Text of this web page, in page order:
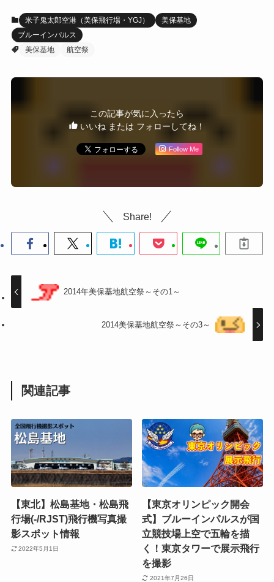
米子鬼太郎空港（美保飛行場・YGJ）
美保基地
ブルーインパルス
美保基地
航空祭
この記事が気に入ったら
いいね または フォローしてね！
Follow Me
Share!
2014年美保基地航空祭～その1～
2014美保基地航空祭～その3～
関連記事
【東北】松島基地・松島飛
行場(-/RJST)飛行機写真撮
影スポット情報
2022年5月1日
【東京オリンピック開会
式】ブルーインパルスが国
立競技場上空で五輪を描
く！東京タワーで展示飛行
を撮影
2021年7月26日